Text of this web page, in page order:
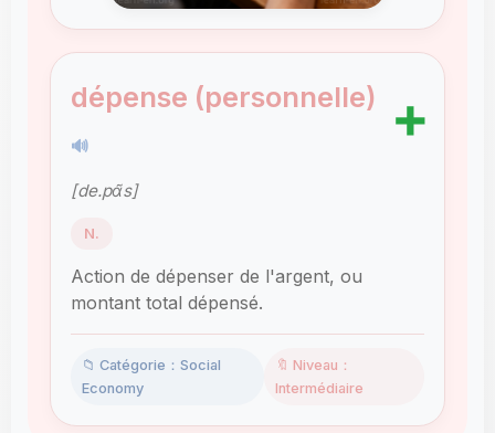
dépense (personnelle)
🔊
➕
[de.pɑ̃s]
N.
Action de dépenser de l'argent, ou
montant total dépensé.
📁 Catégorie：Social
Economy
🔖 Niveau：
Intermédiaire